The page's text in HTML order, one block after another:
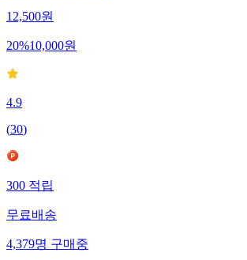
12,500원
20%10,000원
4.9
(30)
300적립
무료배송
4,379명구매중